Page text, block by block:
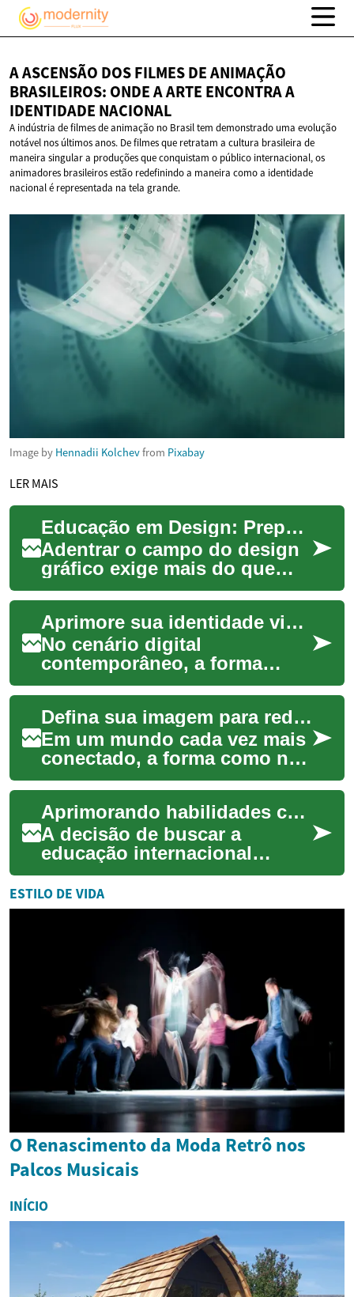
A ASCENSÃO DOS FILMES DE ANIMAÇÃO
BRASILEIROS: ONDE A ARTE ENCONTRA A
IDENTIDADE NACIONAL
A indústria de filmes de animação no Brasil tem demonstrado uma evolução
notável nos últimos anos. De filmes que retratam a cultura brasileira de
maneira singular a produções que conquistam o público internacional, os
animadores brasileiros estão redefinindo a maneira como a identidade
nacional é representada na tela grande.
Image by Hennadii Kolchevfrom Pixabay
LER MAIS
Educação em Design: Preparação para o Mercado
Adentrar o campo do design
gráfico exige mais do que
apenas talento artístico;
requer uma base sólida de
conhecimento...
Aprimore sua identidade visual online
No cenário digital
contemporâneo, a forma
como nos apresentamos
online é tão crucial quanto
nossa presença no mundo f...
Defina sua imagem para redes e jogos
Em um mundo cada vez mais
conectado, a forma como nos
apresentamos nos ambientes
digitais se tornou
fundamental. Um a...
Aprimorando habilidades com a educação internacional
A decisão de buscar a
educação internacional
representa um passo
significativo em direção ao
desenvolvimento pessoal ...
ESTILO DE VIDA
O Renascimento da Moda Retrô nos
Palcos Musicais
INÍCIO